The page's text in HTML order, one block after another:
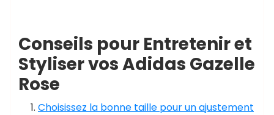
Conseils pour Entretenir et
Styliser vos Adidas Gazelle
Rose
Choisissez la bonne taille pour un ajustement